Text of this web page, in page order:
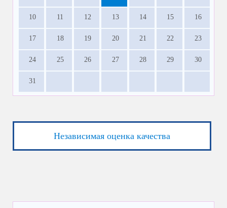
10 11 12 13 14 15 16
17 18 19 20 21 22 23
24 25 26 27 28 29 30
31
Независимая оценка качества